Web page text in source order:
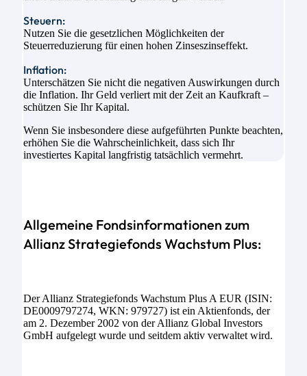
Steuern:
Nutzen Sie die gesetzlichen Möglichkeiten der
Steuerreduzierung für einen hohen Zinseszinseffekt.
Inflation:
Unterschätzen Sie nicht die negativen Auswirkungen durch
die Inflation. Ihr Geld verliert mit der Zeit an Kaufkraft –
schützen Sie Ihr Kapital.
Wenn Sie insbesondere diese aufgeführten Punkte beachten,
erhöhen Sie die Wahrscheinlichkeit, dass sich Ihr
investiertes Kapital langfristig tatsächlich vermehrt.
Allgemeine Fondsinformationen zum
Allianz Strategiefonds Wachstum Plus:
Der Allianz Strategiefonds Wachstum Plus A EUR (ISIN:
DE0009797274, WKN: 979727) ist ein Aktienfonds, der
am 2. Dezember 2002 von der Allianz Global Investors
GmbH aufgelegt wurde und seitdem aktiv verwaltet wird.